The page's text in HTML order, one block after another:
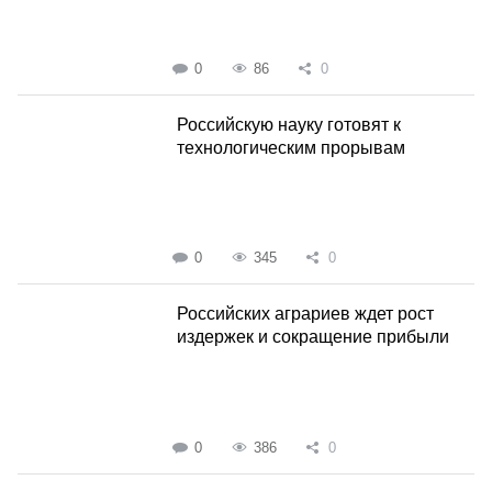
0 86 0
Российскую науку готовят к
технологическим прорывам
0 345 0
Российских аграриев ждет рост
издержек и сокращение прибыли
0 386 0